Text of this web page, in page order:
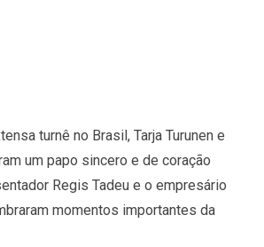
turnê no Brasil, Tarja Turunen e
um papo sincero e de coração
Regis Tadeu e o empresário
momentos importantes da